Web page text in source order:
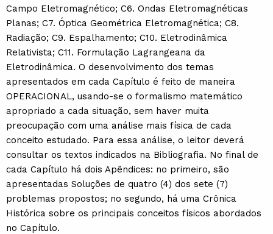
Campo Eletromagnético; C6. Ondas Eletromagnéticas
Planas; C7. Óptica Geométrica Eletromagnética; C8.
Radiação; C9. Espalhamento; C10. Eletrodinâmica
Relativista; C11. Formulação Lagrangeana da
Eletrodinâmica. O desenvolvimento dos temas
apresentados em cada Capítulo é feito de maneira
OPERACIONAL, usando-se o formalismo matemático
apropriado a cada situação, sem haver muita
preocupação com uma análise mais física de cada
conceito estudado. Para essa análise, o leitor deverá
consultar os textos indicados na Bibliografia. No final de
cada Capítulo há dois Apêndices: no primeiro, são
apresentadas Soluções de quatro (4) dos sete (7)
problemas propostos; no segundo, há uma Crônica
Histórica sobre os principais conceitos físicos abordados
no Capítulo.